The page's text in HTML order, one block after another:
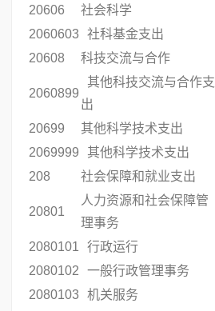
20606 社会科学
2060603
社科基金支出
20608
科技交流与合作
2060899
其他科技交流与合作支
出
20699 其他科学技术支出
2069999
其他科学技术支出
208
社会保障和就业支出
20801
人力资源和社会保障管
理事务
2080101 行政运行
2080102
一般行政管理事务
2080103
机关服务